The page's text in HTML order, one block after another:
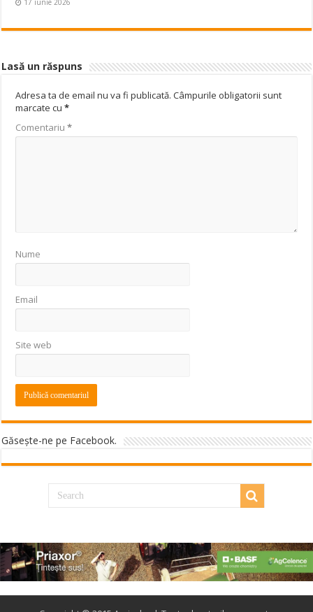
17 iunie 2026
Lasă un răspuns
Adresa ta de email nu va fi publicată. Câmpurile obligatorii sunt
marcate cu*
Comentariu*
Nume
Email
Site web
Găseşte-ne pe Facebook.